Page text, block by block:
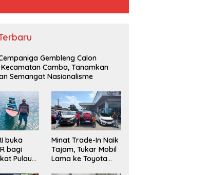
Gembleng Calon
Camba, Tanamkan
Semangat Nasionalisme
buka
bagi
Pulau
Minat Trade-In Naik
Tajam, Tukar Mobil
Lama ke Toyota